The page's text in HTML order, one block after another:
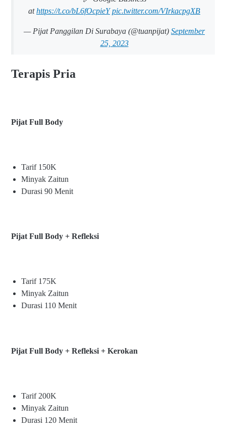
athttps://t.co/bL6fOcpieY pic.twitter.com/VIrkacpgXB
— Pijat Panggilan Di Surabaya (@tuanpijat) September
25, 2023
Terapis Pria
Pijat Full Body
Tarif 150K
Minyak Zaitun
Durasi 90 Menit
Pijat Full Body + Refleksi
Tarif 175K
Minyak Zaitun
Durasi 110 Menit
Pijat Full Body + Refleksi + Kerokan
Tarif 200K
Minyak Zaitun
Durasi 120 Menit